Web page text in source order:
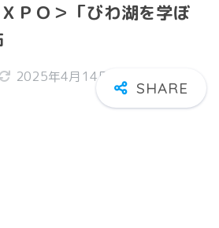
ＰＯ＞「びわ湖を学ぼ
2025年4月14日